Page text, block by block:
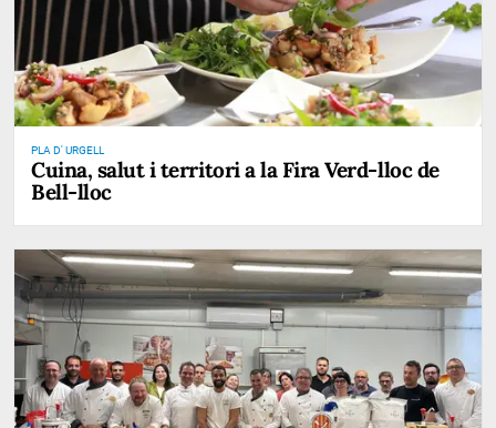
PLA D' URGELL
Cuina, salut i territori a la Fira Verd-lloc de
Bell-lloc